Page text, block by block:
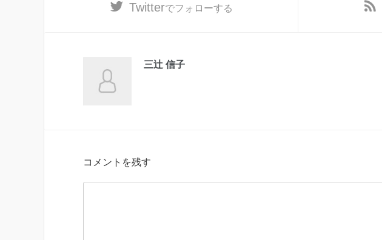
Twitterでフォローする
三辻 信子
コメントを残す